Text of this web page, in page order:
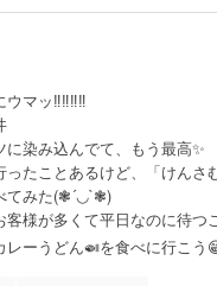
ウマッ‼️‼️‼️‼️
染み込んでて、もう最高✨
ったことあるけど、「けん
てみた(❃´◡`❃)
様が多くて平日なのに待つ
レーうどん🍛を食べに行こう